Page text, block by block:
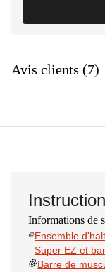
Avis clients (7)
Informations de
Ensemble
Super EZ et
Barre de